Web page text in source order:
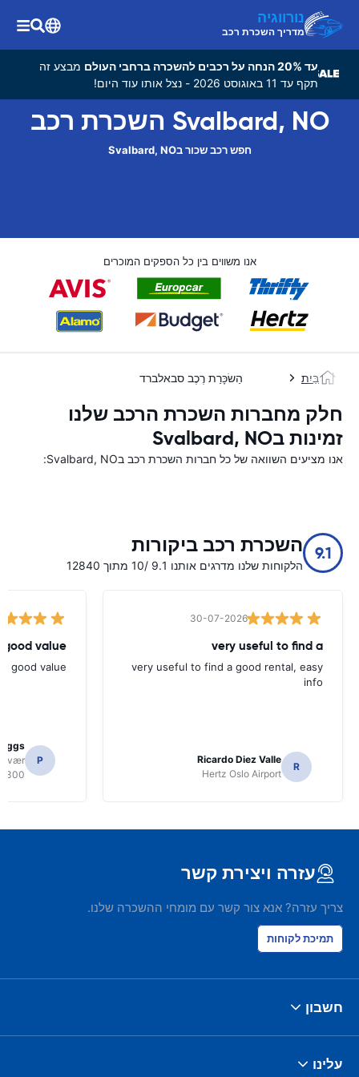
נורווגיה
מדריך השכרת רכב
עד 20% הנחה על רכבים להשכרה ברחבי העולם
מבצע זה
תקף עד 11 באוגוסט 2026 - נצל אותו עוד היום!
Svalbard, NO השכרת רכב
חפש רכב שכור בSvalbard, NO
אנו משווים בין כל הספקים המוכרים
בַּיִת הַשׂכָּרַת רֶכֶב סבאלברד
חלק מחברות השכרת הרכב שלנו
זמינות בSvalbard, NO
אנו מציעים השוואה של כל חברות השכרת רכב בSvalbard, NO:
9.1 השכרת רכב ביקורות
הלקוחות שלנו מדרגים אותנו 9.1 /10 מתוך 12840
30-07-2026
very useful to find a
very useful to find a good rental, easy
info
R
Ricardo Diez Valle
Hertz Oslo Airport
value.
good value.
P
8300
עזרה ויצירת קשר
צריך עזרה? אנא צור קשר עם מומחי ההשכרה שלנו.
תמיכת לקוחות
חשבון
עלינו